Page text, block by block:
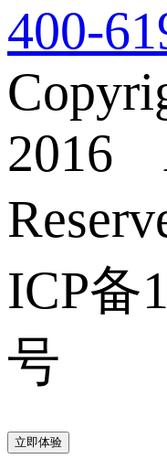
400-
2016
ICP备
号
立即体验